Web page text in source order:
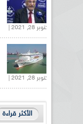
أكتوبر 28, 2021 |
أكتوبر 28, 2021 |
الأكثر قراءة